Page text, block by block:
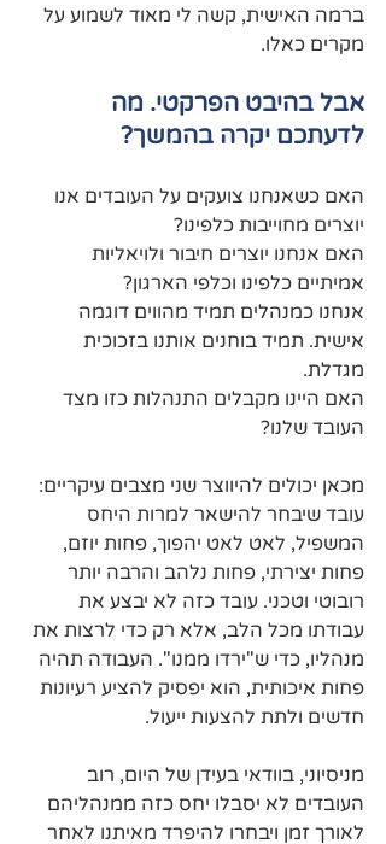
ברמה האישית, קשה לי מאוד לשמוע על
מקרים כאלו.
אבל בהיבט הפרקטי. מה
לדעתכם יקרה בהמשך?
האם כשאנחנו צועקים על העובדים אנו
יוצרים מחוייבות כלפינו?
האם אנחנו יוצרים חיבור ולויאליות
אמיתיים כלפינו וכלפי הארגון?
אנחנו כמנהלים תמיד מהווים דוגמה
אישית. תמיד בוחנים אותנו בזכוכית
מגדלת.
האם היינו מקבלים התנהלות כזו מצד
העובד שלנו?
מכאן יכולים להיווצר שני מצבים עיקריים:
עובד שיבחר להישאר למרות היחס
המשפיל, לאט לאט יהפוך, פחות יוזם,
פחות יצירתי, פחות נלהב והרבה יותר
רובוטי וטכני. עובד כזה לא יבצע את
עבודתו מכל הלב, אלא רק כדי לרצות את
מנהליו, כדי ש"ירדו ממנו". העבודה תהיה
פחות איכותית, הוא יפסיק להציע רעיונות
חדשים ולתת להצעות ייעול.
מניסיוני, בוודאי בעידן של היום, רוב
העובדים לא יסבלו יחס כזה ממנהליהם
לאורך זמן ויבחרו להיפרד מאיתנו לאחר